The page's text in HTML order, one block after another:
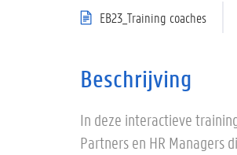
EB23_Training coaches
Beschrijving
In deze interactieve
Partners en HR Managers